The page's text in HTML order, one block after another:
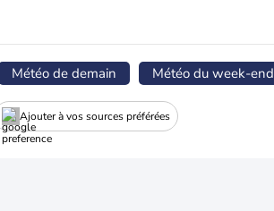
Météo de demain Météo du week-end
Ajouter à vos sources préférées